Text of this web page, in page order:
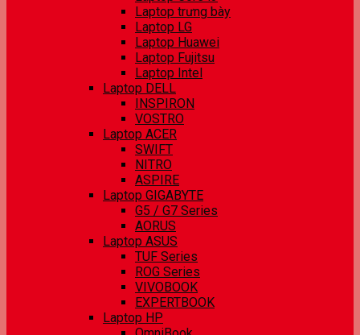
Laptop trưng bày
Laptop LG
Laptop Huawei
Laptop Fujitsu
Laptop Intel
Laptop DELL
INSPIRON
VOSTRO
Laptop ACER
SWIFT
NITRO
ASPIRE
Laptop GIGABYTE
G5 / G7 Series
AORUS
Laptop ASUS
TUF Series
ROG Series
VIVOBOOK
EXPERTBOOK
Laptop HP